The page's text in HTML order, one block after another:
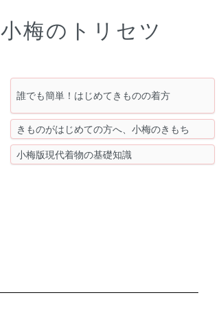
小梅のトリセツ
誰でも簡単！はじめてきものの着方
きものがはじめての方へ、小梅のきもち
小梅版現代着物の基礎知識